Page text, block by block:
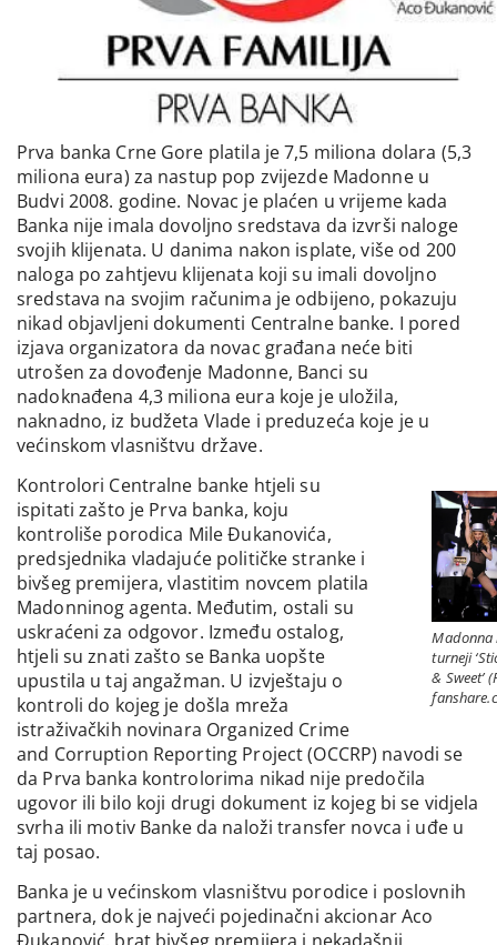
Prva banka Crne Gore platila je 7,5 miliona dolara (5,3
miliona eura) za nastup pop zvijezde Madonne u
Budvi 2008. godine. Novac je plaćen u vrijeme kada
Banka nije imala dovoljno sredstava da izvrši naloge
svojih klijenata. U danima nakon isplate, više od 200
naloga po zahtjevu klijenata koji su imali dovoljno
sredstava na svojim računima je odbijeno, pokazuju
nikad objavljeni dokumenti Centralne banke. I pored
izjava organizatora da novac građana neće biti
utrošen za dovođenje Madonne, Banci su
nadoknađena 4,3 miliona eura koje je uložila,
naknadno, iz budžeta Vlade i preduzeća koje je u
većinskom vlasništvu države.
Madonna
turneji
& Sweet’
Kontrolori Centralne banke htjeli su
ispitati zašto je Prva banka, koju
kontroliše porodica Mile Đukanovića,
predsjednika vladajuće političke stranke i
bivšeg premijera, vlastitim novcem platila
Madonninog agenta. Međutim, ostali su
uskraćeni za odgovor. Između ostalog,
htjeli su znati zašto se Banka uopšte
upustila u taj angažman. U izvještaju o
kontroli do kojeg je došla mreža
istraživačkih novinara Organized Crime
and Corruption Reporting Project (OCCRP) navodi se
da Prva banka kontrolorima nikad nije predočila
ugovor ili bilo koji drugi dokument iz kojeg bi se vidjela
svrha ili motiv Banke da naloži transfer novca i uđe u
taj posao.
Banka je u većinskom vlasništvu porodice i poslovnih
partnera, dok je najveći pojedinačni akcionar Aco